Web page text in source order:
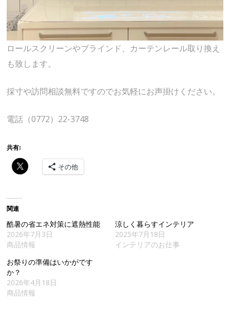
ロールスクリーンやブラインド、カーテンレール取り換え
も致します。
採寸や訪問相談無料ですのでお気軽にお声掛けください。
電話（0772）22-3748
共有:
その他
関連
酷暑の省エネ対策に遮熱性能
2026年7月3日
商品情報
涼しく暮らすインテリア
2025年7月18日
インテリアのお仕事
お祭りの準備はいかがです
か？
2026年4月18日
商品情報